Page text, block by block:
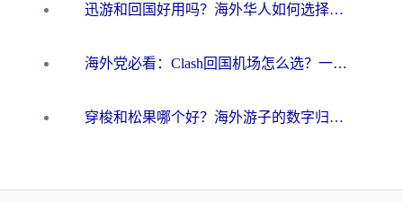
迅游和回国好用吗？海外华人如何选择靠谱的回国加速器
海外党必看：Clash回国机场怎么选？一篇搞定无缝访问国内资源的全攻略
穿梭和松果哪个好？海外游子的数字归乡路，到底该怎么选